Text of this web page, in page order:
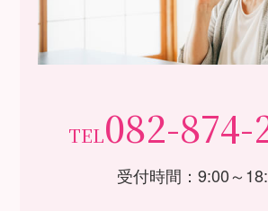
TEL082-874-
受付時間：9:00～